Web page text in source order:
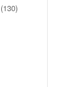
(130)